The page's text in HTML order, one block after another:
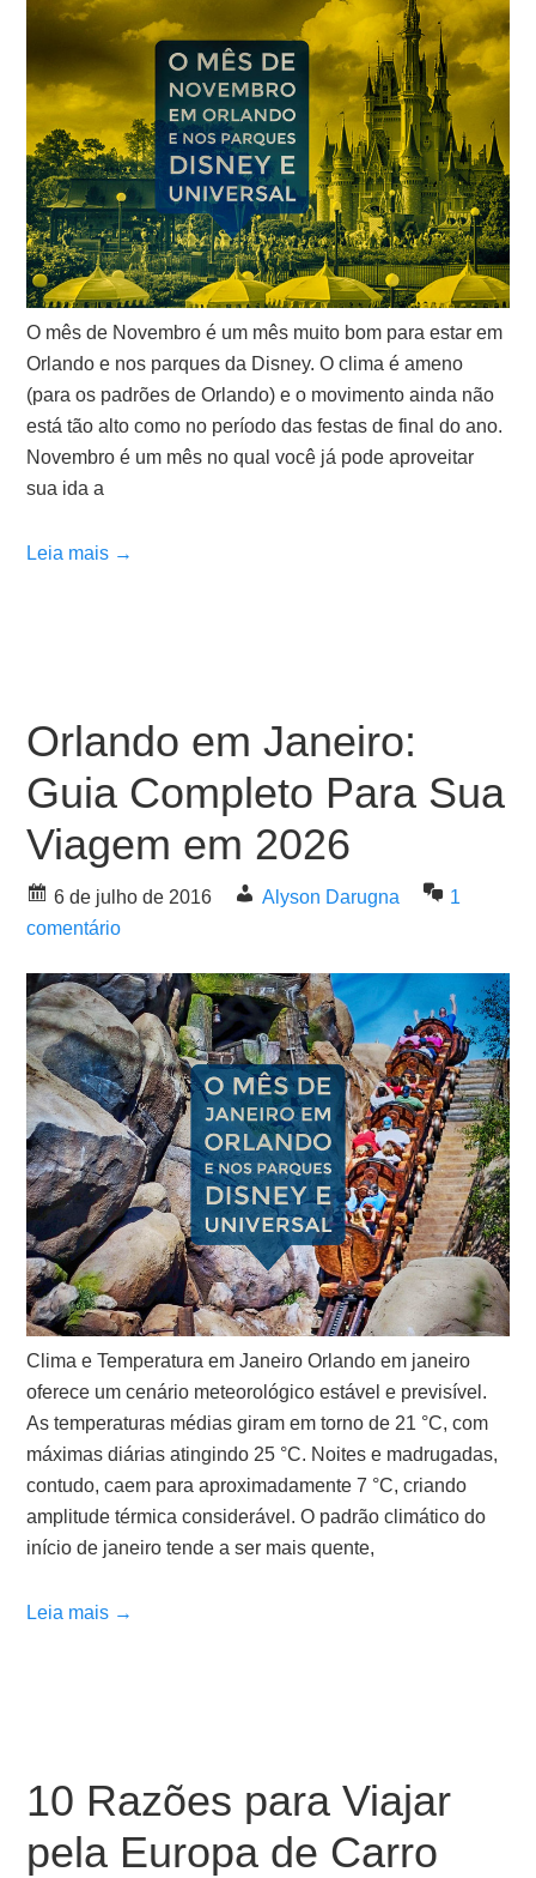
O mês de Novembro é um mês muito bom para estar em
Orlando e nos parques da Disney. O clima é ameno
(para os padrões de Orlando) e o movimento ainda não
está tão alto como no período das festas de final do ano.
Novembro é um mês no qual você já pode aproveitar
sua ida a
Leia mais →
Orlando em Janeiro:
Guia Completo Para Sua
Viagem em 2026
6 de julho de 2016 Alyson Darugna
1
comentário
Clima e Temperatura em Janeiro Orlando em janeiro
oferece um cenário meteorológico estável e previsível.
As temperaturas médias giram em torno de 21 °C, com
máximas diárias atingindo 25 °C. Noites e madrugadas,
contudo, caem para aproximadamente 7 °C, criando
amplitude térmica considerável. O padrão climático do
início de janeiro tende a ser mais quente,
Leia mais →
10 Razões para Viajar
pela Europa de Carro